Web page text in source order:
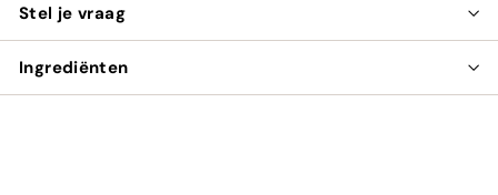
Stel je vraag
Ingrediënten